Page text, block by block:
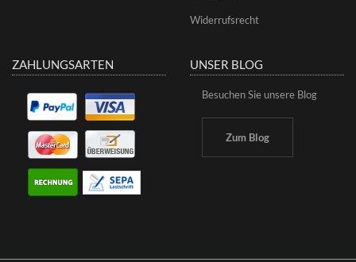
Widerrufsrecht
ZAHLUNGSARTEN UNSER BLOG
Besuchen Sie unsere Blog
Zum Blog